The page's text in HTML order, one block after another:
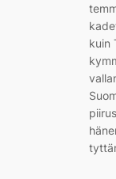
kuin